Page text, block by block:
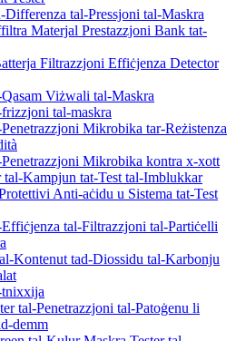
Differenza tal-Pressjoni tal-Maskra
Materjal Prestazzjoni Bank tat-
Filtrazzjoni Effiċjenza Detector
Qasam Viżwali tal-Maskra
tal-maskra
Mikrobika tar-Reżistenza
Penetrazzjoni Mikrobika kontra x-xott
tal-Kampjun tat-Test tal-Imblukkar
Anti-aċidu u Sistema tat-Test
Effiċjenza tal-Filtrazzjoni tal-Partiċelli
Kontenut tad-Diossidu tal-Karbonju
tnixxija
tal-Penetrazzjoni tal-Patoġenu li
demm